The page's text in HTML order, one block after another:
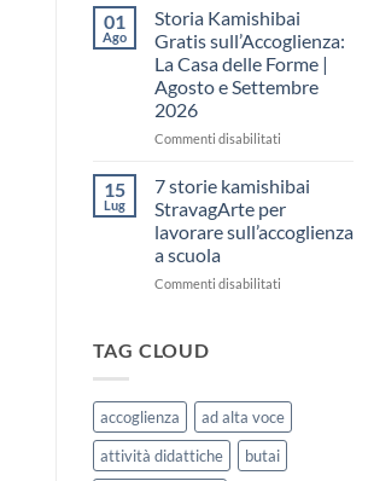
di
Attività
Kamishibai
Gratis
da
Stampare:
come
e
i
bambini
01
Ago
Storia Kamishibai
Gratis sull’Accoglienza:
La Casa delle Forme |
Agosto e Settembre
2026
Commenti disabilitatisu
Kamishibai
Gratis
sull’Accoglienza:
La
delle
2026
15
Lug
7 storie kamishibai
StravagArte per
lavorare sull’accoglienza
a scuola
Commenti disabilitatisu
lavorare
sull’accoglienza
a
scuola
TAG CLOUD
accoglienza
ad alta voce
attività didattiche
butai